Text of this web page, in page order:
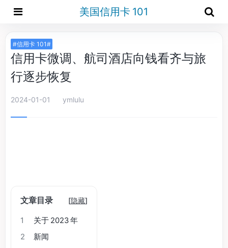
美国信用卡 101
#信用卡 101#
信用卡微调、航司酒店向钱看齐与旅
行逐步恢复
2024-01-01 ymlulu
文章目录 [隐藏]
1
关于 2023 年
2
新闻